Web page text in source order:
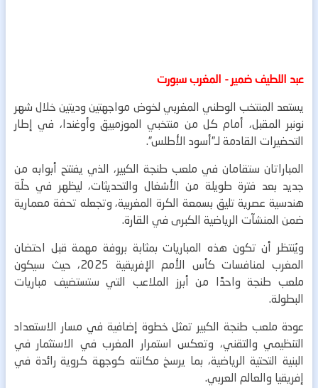
عبد اللطيف ضمير - المغرب سبورت
يستعد المنتخب الوطني المغربي لخوض مواجهتين وديتين خلال شهر
نونبر المقبل، أمام كل من منتخبي الموزمبيق وأوغندا، في إطار
التحضيرات القادمة لـ”أسود الأطلس”.
المباراتان ستقامان في ملعب طنجة الكبير، الذي يفتتح أبوابه من
جديد بعد فترة طويلة من الأشغال والتحديثات، ليظهر في حلّة
هندسية عصرية تليق بسمعة الكرة المغربية، وتجعله تحفة معمارية
ضمن المنشآت الرياضية الكبرى في القارة.
ويُنتظر أن تكون هذه المباريات بمثابة بروفة مهمة قبل احتضان
المغرب لمنافسات كأس الأمم الإفريقية 2025، حيث سيكون
ملعب طنجة واحدًا من أبرز الملاعب التي ستستضيف مباريات
البطولة.
عودة ملعب طنجة الكبير تمثل خطوة إضافية في مسار الاستعداد
التنظيمي والتقني، وتعكس استمرار المغرب في الاستثمار في
البنية التحتية الرياضية، بما يرسخ مكانته كوجهة كروية رائدة في
إفريقيا والعالم العربي.